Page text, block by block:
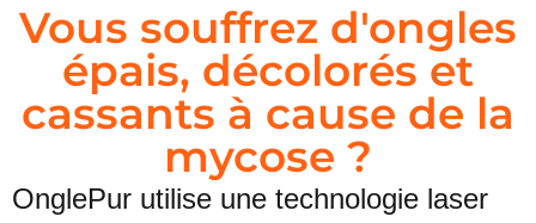
Vous souffrez d'ongles
épais, décolorés et
cassants à cause de la
mycose ?
OnglePur utilise une technologie laser